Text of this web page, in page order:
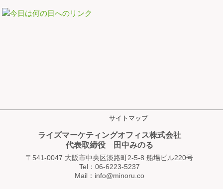
サイトマップ
ライズマーケティングオフィス株式会社
代表取締役 田中みのる
〒541-0047 大阪市中央区淡路町2-5-8 船場ビル220号
Tel：06-6223-5237
Mail：info@minoru.co